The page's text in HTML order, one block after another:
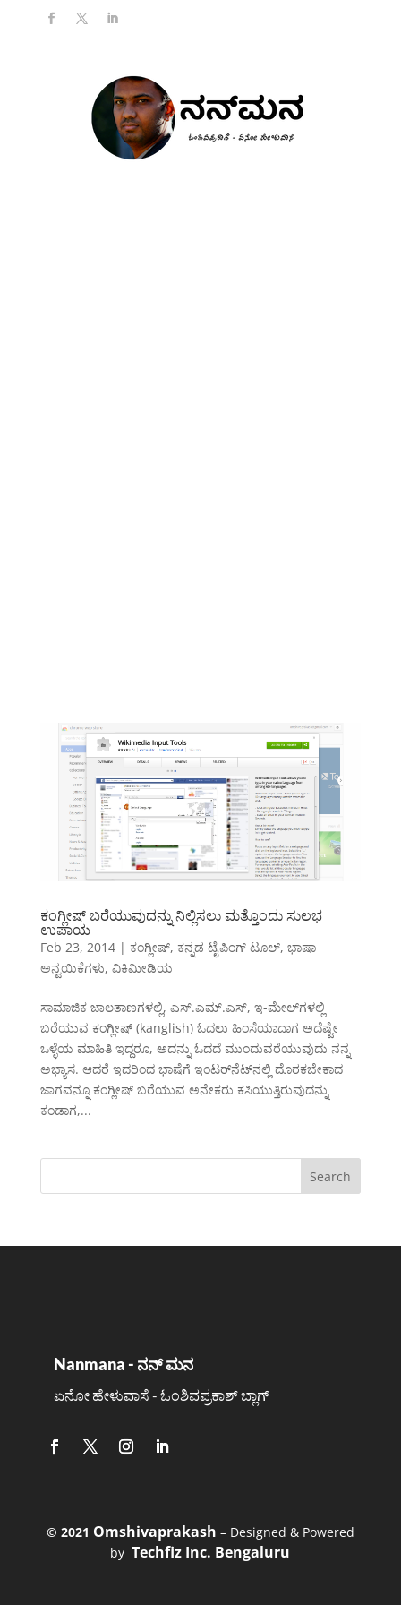
ಕಂಗ್ಲೀಷ್ ಬರೆಯುವುದನ್ನು ನಿಲ್ಲಿಸಲು ಮತ್ತೊಂದು ಸುಲಭ
ಉಪಾಯ
Feb 23, 2014| ಕಂಗ್ಲೀಷ್, ಕನ್ನಡ ಟೈಪಿಂಗ್ ಟೂಲ್, ಭಾಷಾ
ಅನ್ವಯಿಕೆಗಳು, ವಿಕಿಮೀಡಿಯ
ಸಾಮಾಜಿಕ ಜಾಲತಾಣಗಳಲ್ಲಿ, ಎಸ್.ಎಮ್.ಎಸ್, ಇ-ಮೇಲ್‌ಗಳಲ್ಲಿ
ಬರೆಯುವ ಕಂಗ್ಲೀಷ್ (kanglish) ಓದಲು ಹಿಂಸೆಯಾದಾಗ ಅದೆಷ್ಟೇ
ಒಳ್ಳೆಯ ಮಾಹಿತಿ ಇದ್ದರೂ, ಅದನ್ನು ಓದದೆ ಮುಂದುವರೆಯುವುದು ನನ್ನ
ಅಭ್ಯಾಸ. ಆದರೆ ಇದರಿಂದ ಭಾಷೆಗೆ ಇಂಟರ್‌ನೆಟ್‌ನಲ್ಲಿ ದೊರಕಬೇಕಾದ
ಜಾಗವನ್ನೂ ಕಂಗ್ಲೀಷ್ ಬರೆಯುವ ಅನೇಕರು ಕಸಿಯುತ್ತಿರುವುದನ್ನು
ಕಂಡಾಗ,...
Nanmana - ನನ್ ಮನ
ಏನೋ ಹೇಳುವಾಸೆ - ಓಂಶಿವಪ್ರಕಾಶ್ ಬ್ಲಾಗ್
©️ 2021 Omshivaprakash – Designed & Powered
byTechfiz Inc. Bengaluru